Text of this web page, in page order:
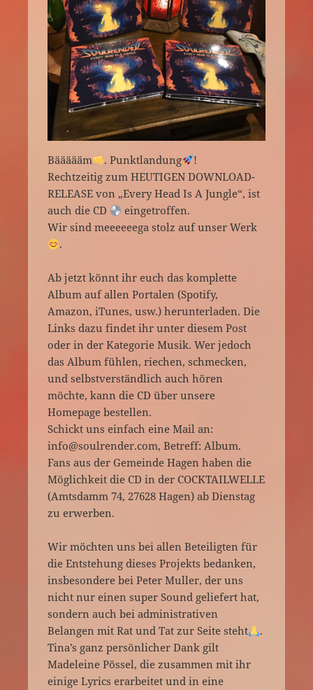
Bäääääm . Punktlandung
!
Rechtzeitig zum HEUTIGEN DOWNLOAD-
RELEASE von „Every Head Is A Jungle“, ist
auch die CD
eingetroffen.
Wir sind meeeeeega stolz auf unser Werk
.
Ab jetzt könnt ihr euch das komplette
Album auf allen Portalen (Spotify,
Amazon, iTunes, usw.) herunterladen. Die
Links dazu findet ihr unter diesem Post
oder in der Kategorie Musik. Wer jedoch
das Album fühlen, riechen, schmecken,
und selbstverständlich auch hören
möchte, kann die CD über unsere
Homepage bestellen.
Schickt uns einfach eine Mail an:
info@soulrender.com, Betreff: Album.
Fans aus der Gemeinde Hagen haben die
Möglichkeit die CD in der COCKTAILWELLE
(Amtsdamm 74, 27628 Hagen) ab Dienstag
zu erwerben.
Wir möchten uns bei allen Beteiligten für
die Entstehung dieses Projekts bedanken,
insbesondere bei Peter Muller, der uns
nicht nur einen super Sound geliefert hat,
sondern auch bei administrativen
Belangen mit Rat und Tat zur Seite steht
.
Tina’s ganz persönlicher Dank gilt
Madeleine Pössel, die zusammen mit ihr
einige Lyrics erarbeitet und in eine